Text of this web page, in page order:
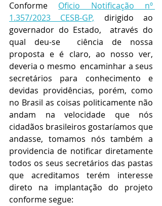
Conforme Oficio Notificação nº
1.357/2023 CESB-GP, dirigido ao
governador do Estado,  através do
qual deu-se  ciência de nossa
proposta e é claro, ao nosso ver,
deveria o mesmo  encaminhar a seus
secretários para conhecimento e
devidas providências, porém, como
no Brasil as coisas politicamente não
andam na velocidade que nós
cidadãos brasileiros gostaríamos que
andasse, tomamos nós também a
providencia de notificar diretamente
todos os seus secretários das pastas
que acreditamos terém interesse
direto na implantação do projeto
conforme segue: